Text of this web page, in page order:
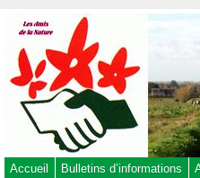
au
contenu
-
Aller
au
menu
-
Accueil Bulletins d’informations